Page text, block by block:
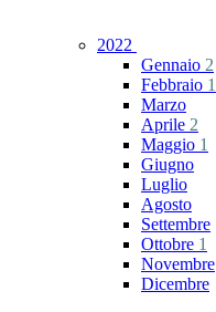
2022
Gennaio 2
Febbraio 1
Marzo
Aprile 2
Maggio 1
Giugno
Luglio
Agosto
Settembre
Ottobre 1
Novembre
Dicembre